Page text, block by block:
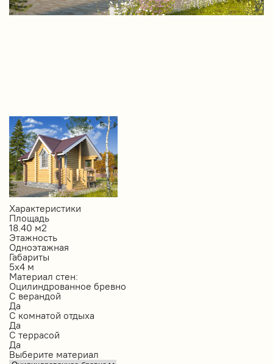
Характеристики
Площадь
18.40 м2
Этажность
Одноэтажная
Габариты
5х4 м
Материал стен:
Оцилиндрованное бревно
С верандой
Да
С комнатой отдыха
Да
С террасой
Да
Выберите материал